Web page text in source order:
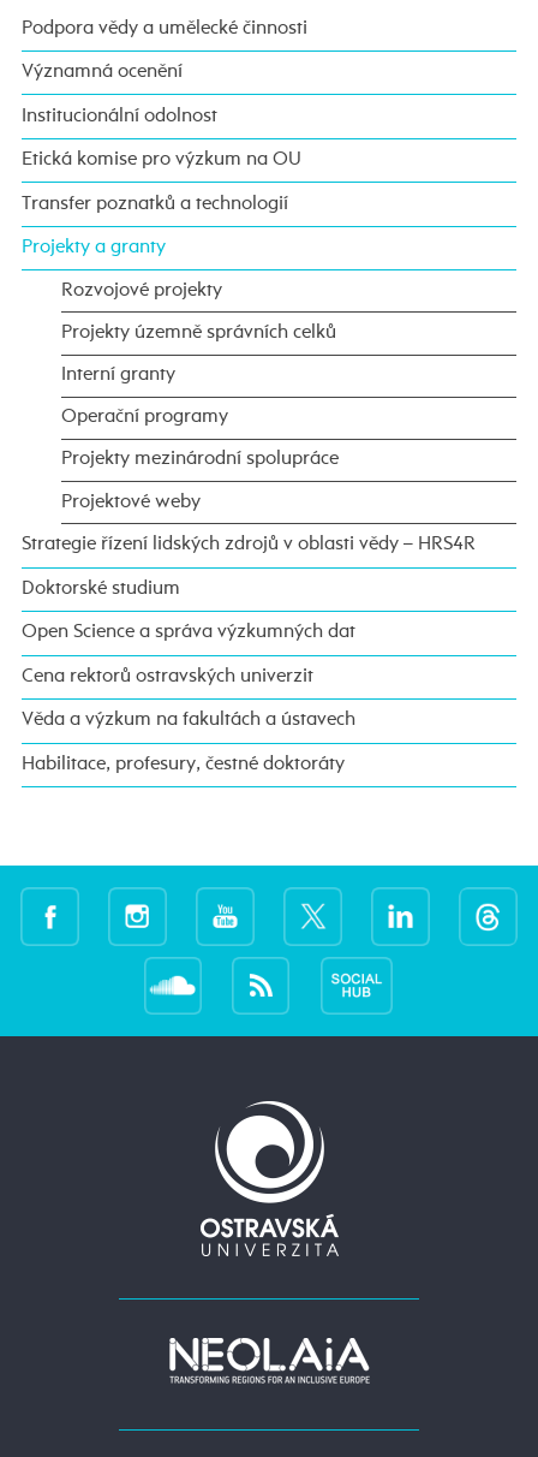
Podpora vědy a umělecké činnosti
Významná ocenění
Institucionální odolnost
Etická komise pro výzkum na OU
Transfer poznatků a technologií
Projekty a granty
Rozvojové projekty
Projekty územně správních celků
Interní granty
Operační programy
Projekty mezinárodní spolupráce
Projektové weby
Strategie řízení lidských zdrojů v oblasti vědy – HRS4R
Doktorské studium
Open Science a správa výzkumných dat
Cena rektorů ostravských univerzit
Věda a výzkum na fakultách a ústavech
Habilitace, profesury, čestné doktoráty